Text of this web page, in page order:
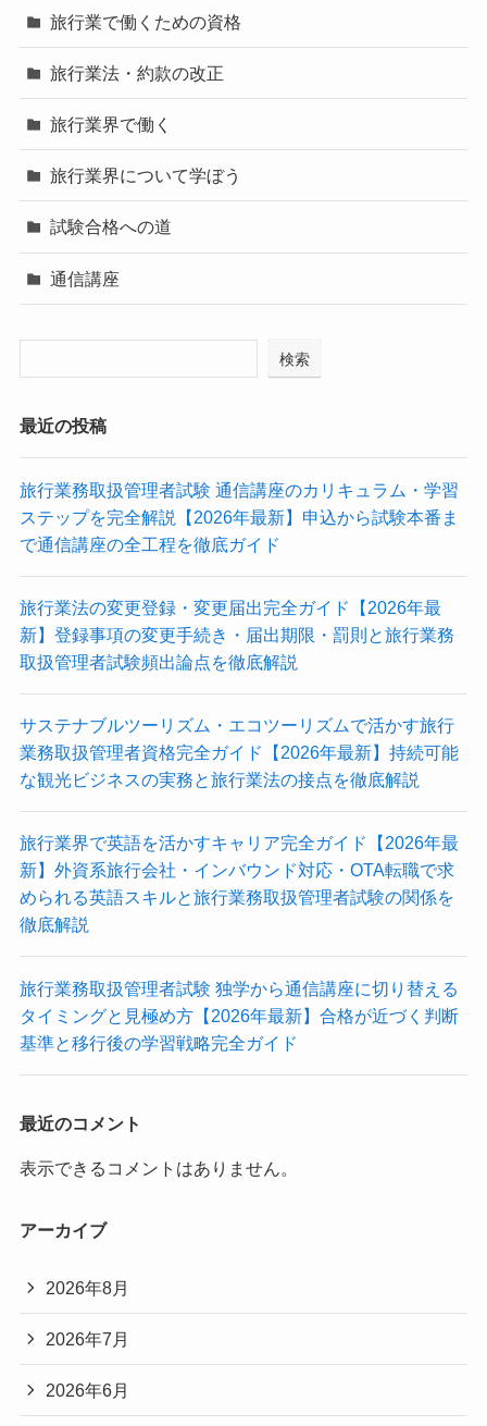
旅行業で働くための資格
旅行業法・約款の改正
旅行業界で働く
旅行業界について学ぼう
試験合格への道
通信講座
検索
最近の投稿
旅行業務取扱管理者試験 通信講座のカリキュラム・学習
ステップを完全解説【2026年最新】申込から試験本番ま
で通信講座の全工程を徹底ガイド
旅行業法の変更登録・変更届出完全ガイド【2026年最
新】登録事項の変更手続き・届出期限・罰則と旅行業務
取扱管理者試験頻出論点を徹底解説
サステナブルツーリズム・エコツーリズムで活かす旅行
業務取扱管理者資格完全ガイド【2026年最新】持続可能
な観光ビジネスの実務と旅行業法の接点を徹底解説
旅行業界で英語を活かすキャリア完全ガイド【2026年最
新】外資系旅行会社・インバウンド対応・OTA転職で求
められる英語スキルと旅行業務取扱管理者試験の関係を
徹底解説
旅行業務取扱管理者試験 独学から通信講座に切り替える
タイミングと見極め方【2026年最新】合格が近づく判断
基準と移行後の学習戦略完全ガイド
最近のコメント
表示できるコメントはありません。
アーカイブ
2026年8月
2026年7月
2026年6月